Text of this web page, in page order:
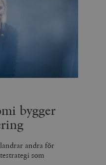
bygger
andra för
som